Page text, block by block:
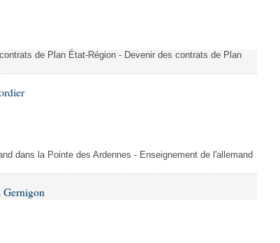
de Plan État-Région - Devenir des contrats de Plan
dans la Pointe des Ardennes - Enseignement de l'allemand
Gernigon